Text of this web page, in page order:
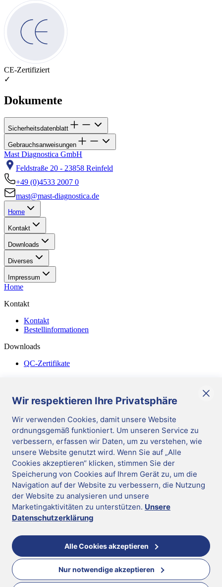
Wir respektieren Ihre Privatsphäre
Wir verwenden Cookies, damit unsere Website
ordnungsgemäß funktioniert. Um unseren Service zu
verbessern, erfassen wir Daten, um zu verstehen, wie
unsere Website genutzt wird. Wenn Sie auf „Alle
Cookies akzeptieren“ klicken, stimmen Sie der
Speicherung von Cookies auf Ihrem Gerät zu, um die
Navigation auf der Website zu verbessern, die Nutzung
der Website zu analysieren und unsere
Marketingaktivitäten zu unterstützen. Unsere
Datenschutzerklärung
Alle Cookies akzeptieren
Nur notwendige akzeptieren
CE-Zertifiziert
✓
Dokumente
Sicherheitsdatenblatt
Gebrauchsanweisungen
Mast Diagnostica GmbH
Feldstraße 20 - 23858 Reinfeld
+49 (0)4533 2007 0
mast@mast-diagnostica.de
Home
Kontakt
Downloads
Diverses
Impressum
Home
Kontakt
Kontakt
Bestellinformationen
Downloads
QC-Zertifikate
Allgemeine Geschäftsbedingungen
Corporate Responsibility
German
Cookies verwalten
Impressum |
Datenschutz |
Hinweisgeber-System
Update cookie preferences |Mast Diagnostica GmbH 2026
Folgen Sie uns
DE
Mast Diagnostica GmbH 2026
Wechseln Sie in die richtige Region für mehr Informationen
United Kingdom
Für Sie empfohlene Region